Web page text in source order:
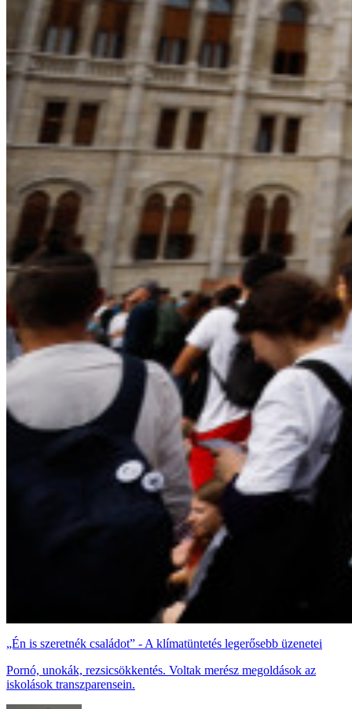
„Én is szeretnék családot” - A klímatüntetés legerősebb üzenetei
Pornó, unokák, rezsicsökkentés. Voltak merész megoldások az
iskolások transzparensein.